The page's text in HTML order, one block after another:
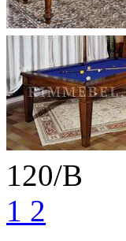
120/B
1 2